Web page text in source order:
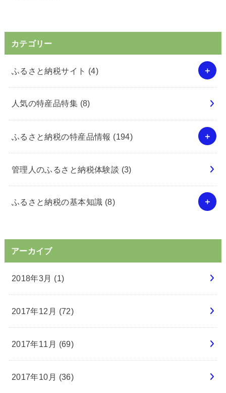
カテゴリー
ふるさと納税サイト (4)
人気の特産品特集 (8)
ふるさと納税の特産品情報 (194)
管理人のふるさと納税体験談 (3)
ふるさと納税の基本知識 (8)
アーカイブ
2018年3月 (1)
2017年12月 (72)
2017年11月 (69)
2017年10月 (36)